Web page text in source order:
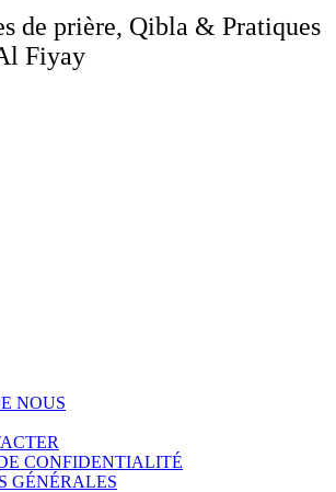
de prière, Qibla & Pratiques
Fiyay
NOUS
CONFIDENTIALITÉ
GÉNÉRALES